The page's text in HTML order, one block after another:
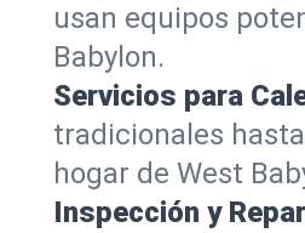
usan equipos
Babylon.
Servicios para
tradicionales
hogar de West
Inspección y